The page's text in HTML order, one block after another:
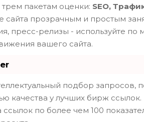
пакетам оценки: SEO,
прозрачным и простым
пресс-релизы - используйте по
вашего сайта.
подбор запросов,
качества у лучших бирж ссылок.
по более чем 100